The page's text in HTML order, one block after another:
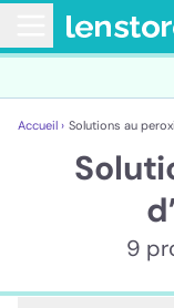
Accueil › Solutions au
9